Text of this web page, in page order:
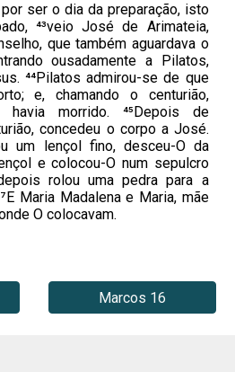
por ser o dia da preparação, isto
⁴³veio José de Arimateia,
que também aguardava o
ousadamente a Pilatos,
⁴⁴Pilatos admirou-se de que
e, chamando o centurião,
morrido. ⁴⁵Depois de
concedeu o corpo a José.
um lençol fino, desceu-O da
e colocou-O num sepulcro
rolou uma pedra para a
Maria Madalena e Maria, mãe
O colocavam.
Marcos 16